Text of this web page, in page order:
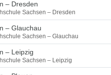
– Dresden
Sachsen – Dresden
– Glauchau
Sachsen – Glauchau
– Leipzig
Sachsen – Leipzig